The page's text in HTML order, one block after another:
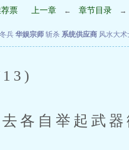
票 上一章 ← 章节目录 →
兵 华娱宗师 斩杀 系统供应商 风水大术
各自举起武器